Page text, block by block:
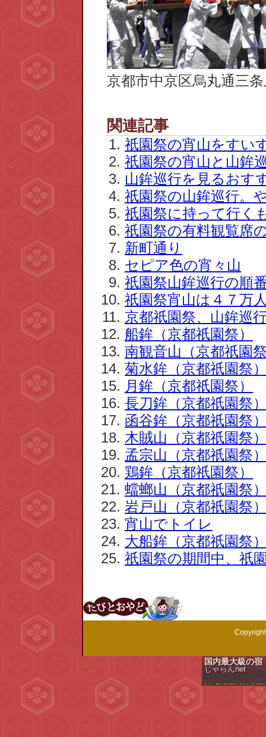
京都市中京区烏丸通三
関連記事
祇園祭の宵山をすい
祇園祭の宵山と山鉾
山鉾巡行を見るおす
祇園祭の山鉾巡行。
祇園祭に持って行く
祇園祭の有料観覧席
新町通り
セピア色の宵々山
祇園祭山鉾巡行の順
祇園祭宵山は４７万
京都祇園祭、山鉾巡
船鉾（京都祇園祭）
南観音山（京都祇園
菊水鉾（京都祇園祭
月鉾（京都祇園祭）
長刀鉾（京都祇園祭
函谷鉾（京都祇園祭
木賊山（京都祇園祭
孟宗山（京都祇園祭
鶏鉾（京都祇園祭）
蟷螂山（京都祇園祭
岩戸山（京都祇園祭
宵山でトイレ
大船鉾（京都祇園祭
祇園祭の期間中、祇
国内最大級の宿
じゃらんnet